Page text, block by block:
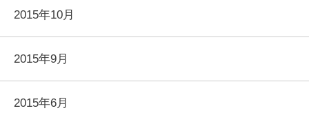
2015年10月
2015年9月
2015年6月